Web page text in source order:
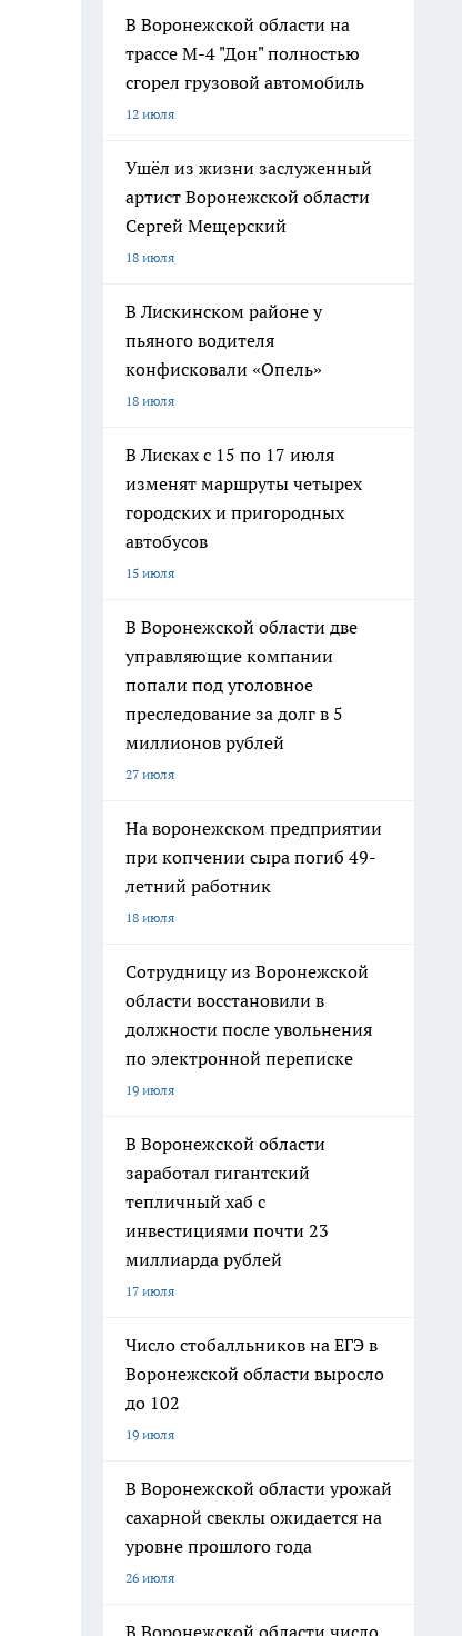
В Воронежской области на
трассе М-4 "Дон" полностью
сгорел грузовой автомобиль
12 июля
Ушёл из жизни заслуженный
артист Воронежской области
Сергей Мещерский
18 июля
В Лискинском районе у
пьяного водителя
конфисковали «Опель»
18 июля
В Лисках с 15 по 17 июля
изменят маршруты четырех
городских и пригородных
автобусов
15 июля
В Воронежской области две
управляющие компании
попали под уголовное
преследование за долг в 5
миллионов рублей
27 июля
На воронежском предприятии
при копчении сыра погиб 49-
летний работник
18 июля
Сотрудницу из Воронежской
области восстановили в
должности после увольнения
по электронной переписке
19 июля
В Воронежской области
заработал гигантский
тепличный хаб с
инвестициями почти 23
миллиарда рублей
17 июля
Число стобалльников на ЕГЭ в
Воронежской области выросло
до 102
19 июля
В Воронежской области урожай
сахарной свеклы ожидается на
уровне прошлого года
26 июля
В Воронежской области число